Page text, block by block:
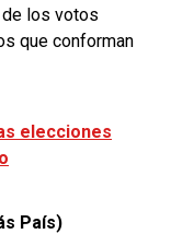
de los votos
que conforman
elecciones
País)